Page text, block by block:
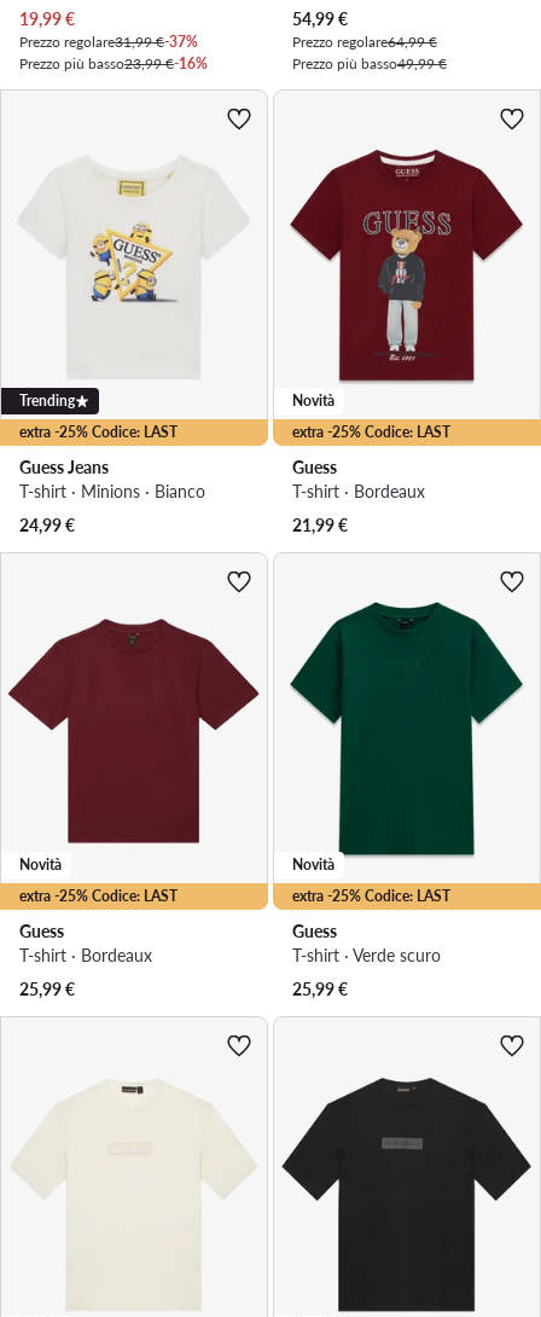
Prezzo attuale
19,99€
Prezzo regolare31,99 €-37%
Prezzo più basso23,99 €-16%
Prezzo attuale
54,99€
Prezzo regolare64,99 €
Prezzo più basso49,99 €
extra -25% Codice: LAST
Trending
Guess Jeans
T-shirt · Minions · Bianco
24,99€
extra -25% Codice: LAST
Novità
Guess
T-shirt · Bordeaux
21,99€
extra -25% Codice: LAST
Novità
Guess
T-shirt · Bordeaux
25,99€
extra -25% Codice: LAST
Novità
Guess
T-shirt · Verde scuro
25,99€